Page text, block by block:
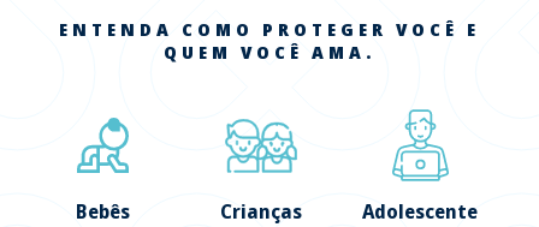
ENTENDA COMO PROTEGER VOCÊ E
QUEM VOCÊ AMA.
Bebês Crianças Adolescente